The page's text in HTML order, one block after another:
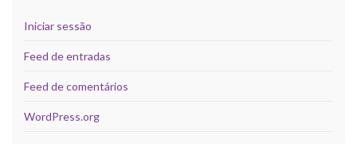
Iniciar sessão
Feed de entradas
Feed de comentários
WordPress.org